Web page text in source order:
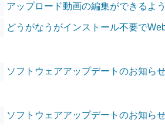
アップロード動画の編集ができるよ
どうがなうがインストール不要で
ソフトウェアアップデートのお知ら
ソフトウェアアップデートのお知ら